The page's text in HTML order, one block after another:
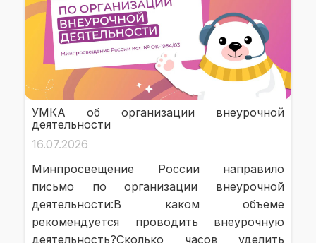
УМКА об организации внеурочной
деятельности
16.07.2026
Минпросвещение России направило
письмо по организации внеурочной
деятельности:В каком объеме
рекомендуется проводить внеурочную
деятельность?Сколько часов уделить